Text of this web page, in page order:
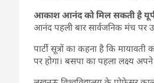
आकाश आनंद को मिल सकती है
आनंद पहली बार सार्वजनिक मंच
पार्टी सूत्रों का कहना है कि
पर होगा। बसपा का पहला लक्ष्य